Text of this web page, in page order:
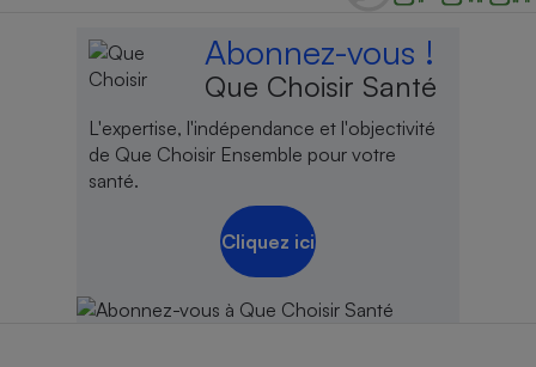
Abonnez-vous !
Que Choisir Santé
L'expertise, l'indépendance et l'objectivité
de Que Choisir Ensemble pour votre
santé.
Cliquez ici